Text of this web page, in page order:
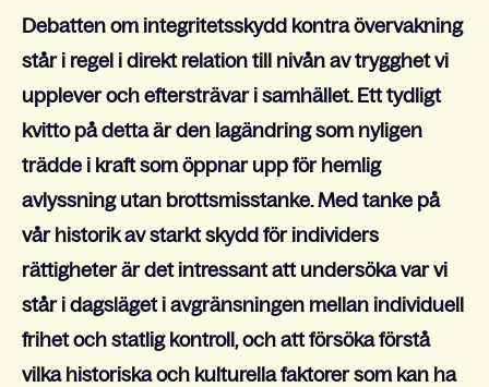
Debatten om integritetsskydd kontra övervakning
står i regel i direkt relation till nivån av trygghet vi
upplever och eftersträvar i samhället. Ett tydligt
kvitto på detta är den lagändring som nyligen
trädde i kraft som öppnar upp för hemlig
avlyssning utan brottsmisstanke. Med tanke på
vår historik av starkt skydd för individers
rättigheter är det intressant att undersöka var vi
står i dagsläget i avgränsningen mellan individuell
frihet och statlig kontroll, och att försöka förstå
vilka historiska och kulturella faktorer som kan ha